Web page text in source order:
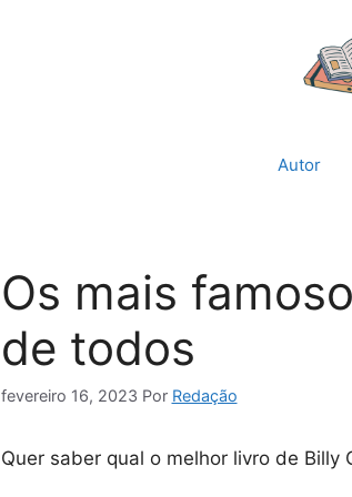
Autor
Os mais
de todos
fevereiro 16, 2023 Por Redação
Quer saber qual o melhor livro de Billy